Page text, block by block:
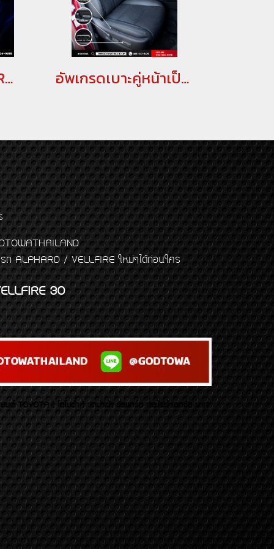
Godzilla Galactic Roof Gen II หลังคาดาวสำหรับ อัลพาร์ด เวลไฟร์ ALPHARD/VELLFIRE 20 รุ่นปี 2008-2014 , ALPHARD/VELLFIRE 30 รุ่นปี 2015-2023(copy) อัพเกรดเบาะคู่หน้าเป็นเบาะไฟฟ้า สำหรับรถ alphard vellfire(copy)
รถ ALPHARD / VELLFIRE ใหม่ๆได้ก่อนใคร
30
TOYOTA ( โตโยต้า ) รถนำเข้า อัลพาร์ด เวลไฟร์ เลกซัส มาเจ